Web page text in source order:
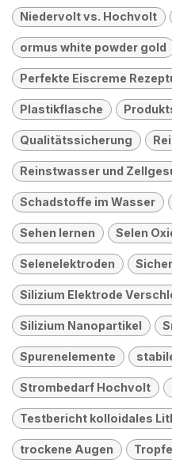
Niedervolt vs. Hochvolt
ormus white powder gold
Perfekte Eiscreme
Plastikflasche
Qualitätssicherung
Reinstwasser und
Schadstoffe im Wasser
Sehen lernen Selen
Selenelektroden
Silizium Elektrode
Silizium Nanopartikel
Spurenelemente
Strombedarf Hochvolt
Testbericht kolloidales
trockene Augen